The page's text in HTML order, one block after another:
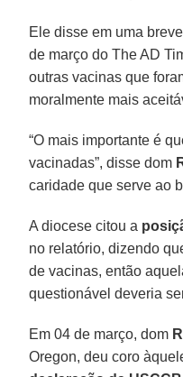
Ele disse em uma
de março do The AD
outras vacinas que
moralmente mais
“O mais importante é
vacinadas”, disse dom
caridade que serve ao
A diocese citou a
no relatório, dizendo
de vacinas, então
questionável deveria
Em 04 de março, dom
Oregon, deu coro